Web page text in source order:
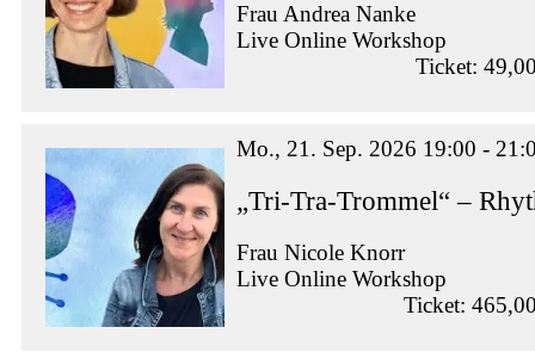
Frau Andrea Nanke
Live Online Workshop
Ticket:
Mo., 21. Sep. 2026 19:00 -
„Tri-Tra-Trommel“ –
Frau Nicole Knorr
Live Online Workshop
Ticket: